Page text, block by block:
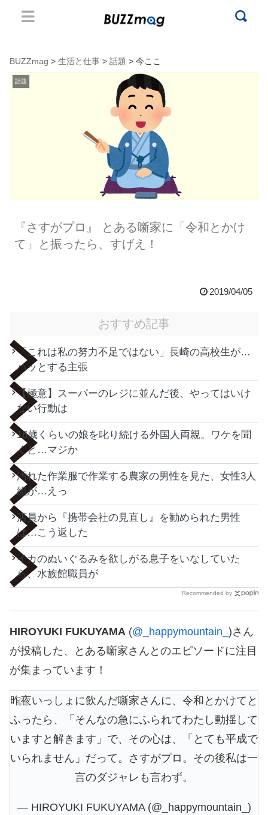
BUZZmag > 生活と仕事 > 話題 > 今ここ
話題
『さすがプロ』 とある噺家に「令和とかけ
て」と振ったら、すげえ！
2019/04/05
おすすめ記事
「これは私の努力不足ではない」長崎の高校生が…
ハッとする主張
【極意】スーパーのレジに並んだ後、やってはいけ
ない行動は
16歳くらいの娘を叱り続ける外国人両親。ワケを聞
くと…マジか
汚れた作業服で作業する農家の男性を見た、女性3人
組が…えっ
店員から『携帯会社の見直し』を勧められた男性
は…こう返した
イカのぬいぐるみを欲しがる息子をいなしていた
ら、水族館職員が
Recommended by
HIROYUKI FUKUYAMA (@_happymountain_ )さん
が投稿した、とある噺家さんとのエピソードに注目
が集まっています！
昨夜いっしょに飲んだ噺家さんに、令和とかけてと
ふったら、「そんなの急にふられてわたし動揺して
いますと解きます」で、その心は、「とても平成で
いられません」だって。さすがプロ。その後私は一
言のダジャレも言わず。
— HIROYUKI FUKUYAMA (@_happymountain_)